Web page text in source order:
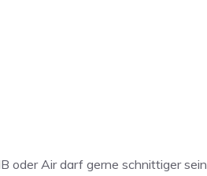
oder Air darf gerne schnittiger sein.